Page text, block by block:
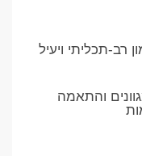
רב-תכליתי ויעיל
והתאמה